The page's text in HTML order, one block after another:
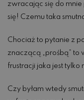
zwracając się do mnie
się! Czemu taka
Chociaż to pytanie z
znaczącą „prośbą” to
frustracji jaka jest tylko
Czy byłam wtedy